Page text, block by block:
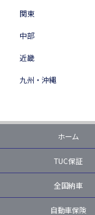
関東
中部
近畿
九州・沖縄
ホーム
TUC保証
全国納車
自動車保険